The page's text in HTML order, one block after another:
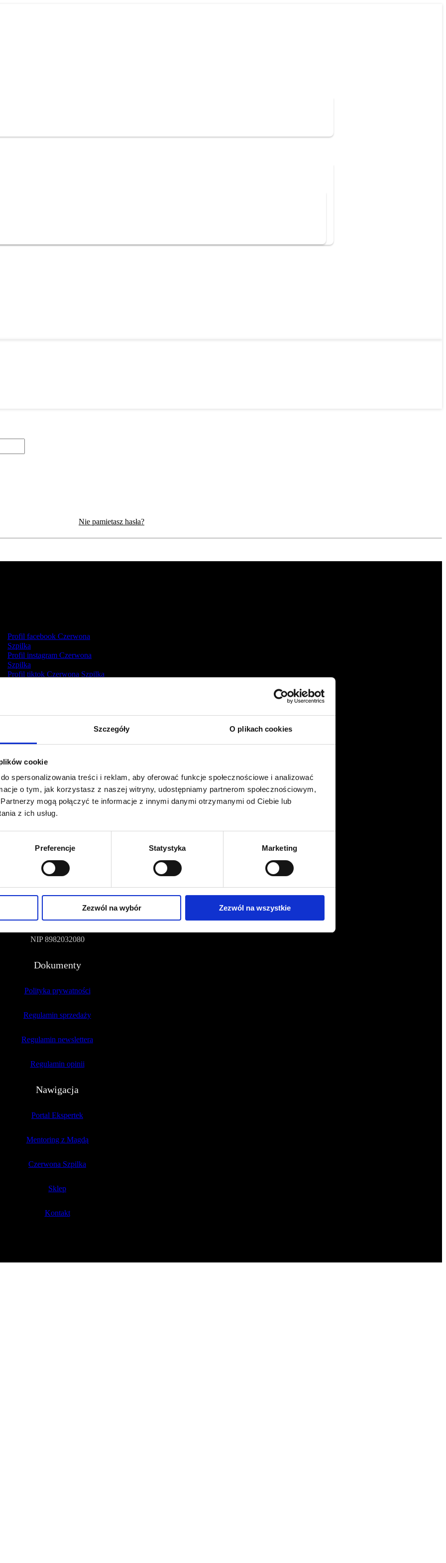
Szczegóły O plikach cookies
cookie
spersonalizowania treści i reklam, aby oferować funkcje społecznościowe i analizować
o tym, jak korzystasz z naszej witryny, udostępniamy partnerom społecznościowym,
mogą połączyć te informacje z innymi danymi otrzymanymi od Ciebie lub
z ich usług.
Preferencje Statystyka Marketing
Zezwól na wybór Zezwól na wszystkie
Nie pamietasz hasła?
Profil facebook Czerwona
Szpilka
Profil instagram Czerwona
Szpilka
Profil tiktok Czerwona Szpilka
+48 577 333 077
NUMER KONTA DO WPŁAT:
81 1090 2398 0000 0001 0191 1368
CZERWONA SZPILKA
Na Polance 16A lok.9
NIP 8982032080
Dokumenty
Polityka prywatności
Regulamin sprzedaży
Regulamin newslettera
Regulamin opinii
Nawigacja
Portal Ekspertek
Mentoring z Magdą
Czerwona Szpilka
Sklep
Kontakt